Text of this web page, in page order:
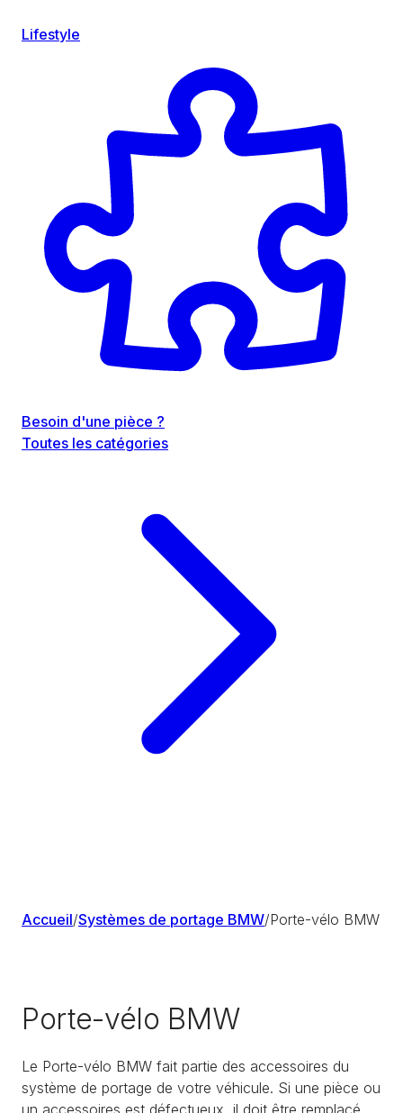
Lifestyle
Besoin d'une pièce ?
Toutes les catégories
Accueil/Systèmes de portage BMW/Porte-vélo BMW
Porte-vélo BMW
Le Porte-vélo BMW fait partie des accessoires du
système de portage de votre véhicule. Si une pièce ou
un accessoires est défectueux, il doit être remplacé